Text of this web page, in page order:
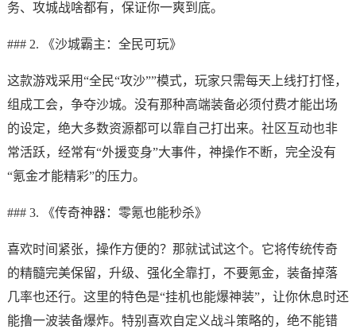
务、攻城战啥都有，保证你一爽到底。
### 2. 《沙城霸主：全民可玩》
这款游戏采用“全民“攻沙””模式，玩家只需每天上线打打怪，
组成工会，争夺沙城。没有那种高端装备必须付费才能出场
的设定，绝大多数资源都可以靠自己打出来。社区互动也非
常活跃，经常有“外援变身”大事件，神操作不断，完全没有
“氪金才能精彩”的压力。
### 3. 《传奇神器：零氪也能秒杀》
喜欢时间紧张，操作方便的？那就试试这个。它将传统传奇
的精髓完美保留，升级、强化全靠打，不要氪金，装备掉落
几率也还行。这里的特色是“挂机也能爆神装”，让你休息时还
能撸一波装备爆炸。特别喜欢自定义战斗策略的，绝不能错